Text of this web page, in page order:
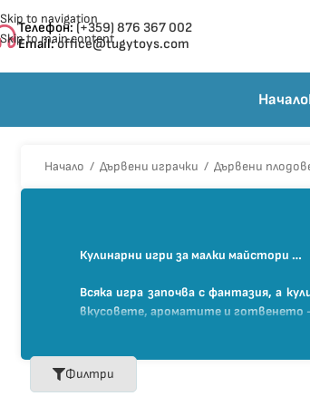
Skip to navigation
Skip to main content
Телефон:(+359) 876 367 002
Email:office@tugytoys.com
Начало
Начало / Дървени играчки / Дървени
Кулинарни игри за малки майстори …
Всяка игра започва с фантазия, а
вкусовете, ароматите и готвенето –
сглобяване с включените дървени
Тези играчки развиват фината
Филтри